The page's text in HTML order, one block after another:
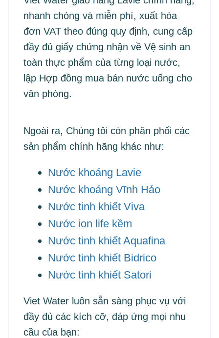
nhanh chóng và miễn phí, xuất hóa
đơn VAT theo đúng quy định, cung cấp
đầy đủ giấy chứng nhận về Vệ sinh an
toàn thực phẩm của từng loại nước,
lập Hợp đồng mua bán nước uống cho
văn phòng.
Ngoài ra, Chúng tôi còn phân phối các
sản phẩm chính hãng khác như:
Nước khoáng Lavie
Nước khoáng Vĩnh Hảo
Nước tinh khiết Viva
Nước ion life kềm
Nước tinh khiết Aquafina
Nước tinh khiết Bidrico
Nước tinh khiết Satori
Viet Water luôn sẵn sàng phục vụ với
đầy đủ các kích cỡ, đáp ứng mọi nhu
cầu của bạn: